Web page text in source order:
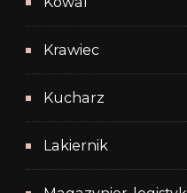
Krawiec
Kucharz
Lakiernik